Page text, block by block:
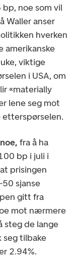
noe som vil
Waller anser
hverken
amerikanske
viktige
i USA, om
«materially
lene seg mot
etterspørselen.
fra å ha
bp i juli i
prisingen
sjanse
gitt fra
mot nærmere
steg de lange
seg tilbake
2.94%.